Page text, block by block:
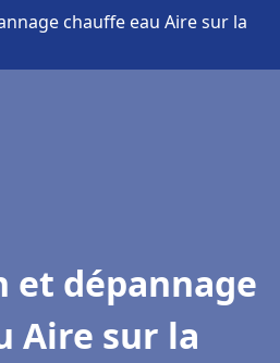
chauffe eau Aire sur la
dépannage
Aire sur la